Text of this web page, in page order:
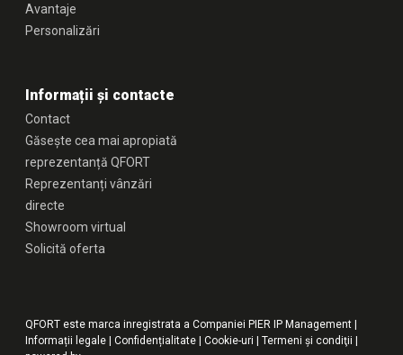
Avantaje
Personalizări
Informații și contacte
Contact
Găsește cea mai apropiată
reprezentanță QFORT
Reprezentanți vânzări
directe
Showroom virtual
Solicită oferta
QFORT este marca inregistrata a Companiei PIER IP Management |
Informații legale |Confidențialitate |Cookie-uri |Termeni şi condiţii |